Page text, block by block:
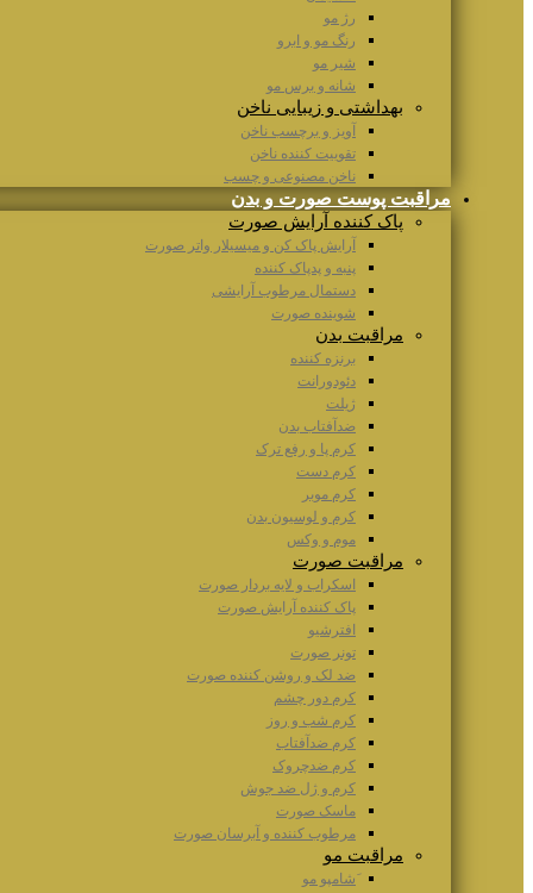
رژ مو
رنگ مو و ابرو
شیر مو
شانه و برس مو
بهداشتی و زیبایی ناخن
آویز و برچسب ناخن
تقوییت کننده ناخن
ناخن مصنوعی و چسب
مراقبت پوست صورت و بدن
پاک کننده آرایش صورت
آرایش پاک کن و میسیلار واتر صورت
پنبه و پدپاک کننده
دستمال مرطوب آرایشی
شوینده صورت
مراقبت بدن
برنزه کننده
دئودورانت
ژیلت
ضدآفتاب بدن
کرم پا و رفع ترک
کرم دست
کرم موبر
کرم و لوسیون بدن
موم و وکس
مراقبت صورت
اسکراب و لایه بردار صورت
پاک کننده آرایش صورت
افترشیو
تونر صورت
ضد لک و روشن کننده صورت
کرم دور چشم
کرم شب و روز
کرم ضدآفتاب
کرم ضدچروک
کرم و ژل ضد جوش
ماسک صورت
مرطوب کننده و آبرسان صورت
مراقبت مو
َشامپو مو